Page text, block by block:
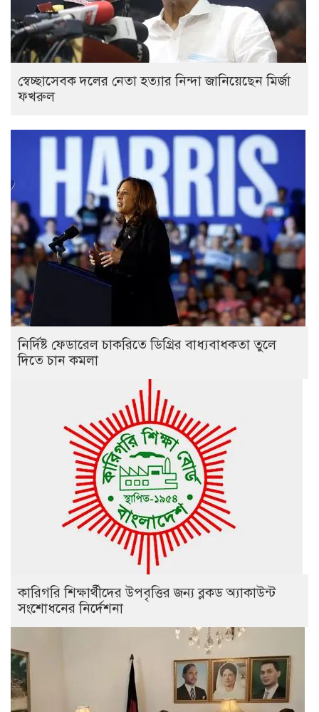
স্বেচ্ছাসেবক দলের নেতা হত্যার নিন্দা জানিয়েছেন মির্জা
ফখরুল
নির্দিষ্ট ফেডারেল চাকরিতে ডিগ্রির বাধ্যবাধকতা তুলে
দিতে চান কমলা
কারিগরি শিক্ষার্থীদের উপবৃত্তির জন্য ব্লকড অ্যাকাউন্ট
সংশোধনের নির্দেশনা